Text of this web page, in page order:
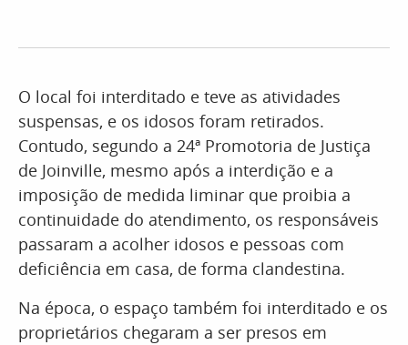
O local foi interditado e teve as atividades
suspensas, e os idosos foram retirados.
Contudo, segundo a 24ª Promotoria de Justiça
de Joinville, mesmo após a interdição e a
imposição de medida liminar que proibia a
continuidade do atendimento, os responsáveis
passaram a acolher idosos e pessoas com
deficiência em casa, de forma clandestina.
Na época, o espaço também foi interditado e os
proprietários chegaram a ser presos em